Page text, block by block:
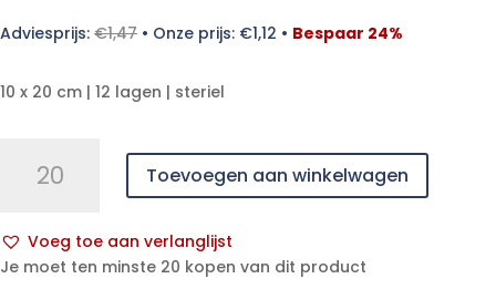
Adviesprijs: €1,47 • Onze prijs: €1,12 • Bespaar 24%
10 x 20 cm | 12 lagen | steriel
5x1
p/s
Toevoegen aan winkelwagen
Voeg toe aan verlanglijst
A
Je moet ten minste 20 kopen van dit product